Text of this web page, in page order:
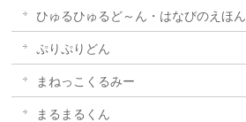
ひゅるひゅるど～ん・はなびのえほん
ぷりぷりどん
まねっこくるみー
まるまるくん